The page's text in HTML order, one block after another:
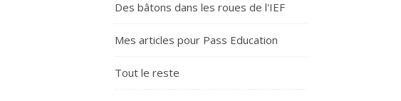
Des bâtons dans les roues de l'IEF
Mes articles pour Pass Education
Tout le reste